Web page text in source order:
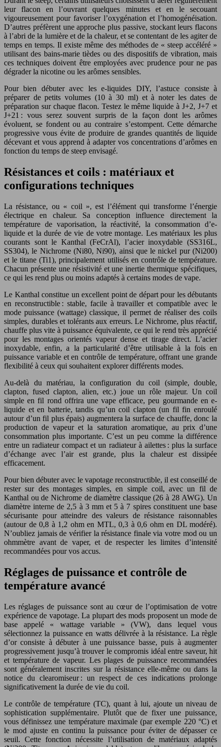
leur flacon en l’ouvrant quelques minutes et en le secouant
vigoureusement pour favoriser l’oxygénation et l’homogénéisation.
D’autres préfèrent une approche plus passive, stockant leurs flacons
à l’abri de la lumière et de la chaleur, et se contentant de les agiter de
temps en temps. Il existe même des méthodes de « steep accéléré »
utilisant des bains-marie tièdes ou des dispositifs de vibration, mais
ces techniques doivent être employées avec prudence pour ne pas
dégrader la nicotine ou les arômes sensibles.
Pour bien débuter avec les e-liquides DIY, l’astuce consiste à
préparer de petits volumes (10 à 30 ml) et à noter les dates de
préparation sur chaque flacon. Testez le même liquide à J+2, J+7 et
J+21 : vous serez souvent surpris de la façon dont les arômes
évoluent, se fondent ou au contraire s’estompent. Cette démarche
progressive vous évite de produire de grandes quantités de liquide
décevant et vous apprend à adapter vos concentrations d’arômes en
fonction du temps de steep envisagé.
Résistances et coils : matériaux et
configurations techniques
La résistance, ou « coil », est l’élément qui transforme l’énergie
électrique en chaleur. Sa conception influence directement la
température de vaporisation, la réactivité, la consommation d’e-
liquide et la durée de vie de votre montage. Les matériaux les plus
courants sont le Kanthal (FeCrAl), l’acier inoxydable (SS316L,
SS304), le Nichrome (Ni80, Ni90), ainsi que le nickel pur (Ni200)
et le titane (Ti1), principalement utilisés en contrôle de température.
Chacun présente une résistivité et une inertie thermique spécifiques,
ce qui les rend plus ou moins adaptés à certains modes de vape.
Le Kanthal constitue un excellent point de départ pour les débutants
en reconstructible : stable, facile à travailler et compatible avec le
mode puissance (wattage) classique, il permet de réaliser des coils
simples, durables et tolérants aux erreurs. Le Nichrome, plus réactif,
chauffe plus vite à puissance équivalente, ce qui le rend très apprécié
pour les montages orientés vapeur dense et tirage direct. L’acier
inoxydable, enfin, a la particularité d’être utilisable à la fois en
puissance variable et en contrôle de température, offrant une grande
flexibilité à ceux qui souhaitent explorer différents modes.
Au-delà du matériau, la configuration du coil (simple, double,
clapton, fused clapton, alien, etc.) joue un rôle majeur. Un coil
simple en fil rond offrira une vape efficace, peu gourmande en e-
liquide et en batterie, tandis qu’un coil clapton (un fil fin enroulé
autour d’un fil plus épais) augmentera la surface de chauffe, donc la
production de vapeur et la saturation aromatique, au prix d’une
consommation plus importante. C’est un peu comme la différence
entre un radiateur compact et un radiateur à ailettes : plus la surface
d’échange avec l’air est grande, plus la chaleur est dissipée
efficacement.
Pour bien débuter avec le vapotage reconstructible, il est conseillé de
rester sur des montages simples, en simple coil, avec un fil de
Kanthal ou de Nichrome de diamètre classique (26 à 28 AWG). Un
diamètre interne de 2,5 à 3 mm et 5 à 7 spires constituent une base
sécurisante pour atteindre des valeurs de résistance raisonnables
(autour de 0,8 à 1,2 ohm en MTL, 0,3 à 0,6 ohm en DL modéré).
N’oubliez jamais de vérifier la résistance finale via votre mod ou un
ohmmètre avant de vaper, et de respecter les limites d’intensité
recommandées pour vos accus.
Réglages de puissance et contrôle de
température avancé
Les réglages de puissance sont au cœur de l’optimisation de votre
expérience de vapotage. La plupart des mods proposent un mode de
base appelé « wattage variable » (VW), dans lequel vous
sélectionnez la puissance en watts délivrée à la résistance. La règle
d’or consiste à débuter à une puissance basse, puis à augmenter
progressivement jusqu’à trouver le compromis idéal entre saveur, hit
et température de vapeur. Les plages de puissance recommandées
sont généralement inscrites sur la résistance elle-même ou dans la
notice du clearomiseur : un respect de ces indications prolonge
significativement la durée de vie du coil.
Le contrôle de température (TC), quant à lui, ajoute un niveau de
sophistication supplémentaire. Plutôt que de fixer une puissance,
vous définissez une température maximale (par exemple 220 °C) et
le mod ajuste en continu la puissance pour éviter de dépasser ce
seuil. Cette fonction nécessite l’utilisation de matériaux adaptés